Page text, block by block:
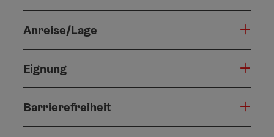
Anreise/Lage
Eignung
Barrierefreiheit